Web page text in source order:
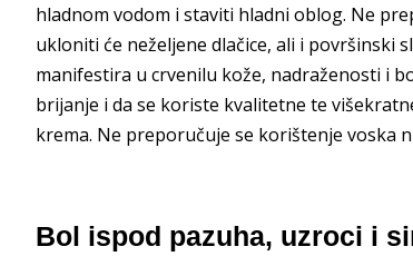
hladnom vodom i staviti hladni oblog. Ne
ukloniti će neželjene dlačice, ali i površinski
manifestira u crvenilu kože, nadraženosti i
brijanje i da se koriste kvalitetne te
krema. Ne preporučuje se korištenje voska
Bol ispod pazuha, uzroci i